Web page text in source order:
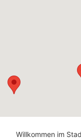
Willkommen im